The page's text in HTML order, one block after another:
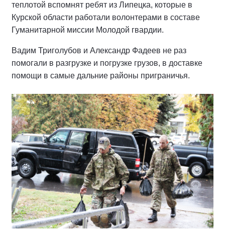
теплотой вспомнят ребят из Липецка, которые в
Курской области работали волонтерами в составе
Гуманитарной миссии Молодой гвардии.
Вадим Триголубов и Александр Фадеев не раз
помогали в разгрузке и погрузке грузов, в доставке
помощи в самые дальние районы приграничья.